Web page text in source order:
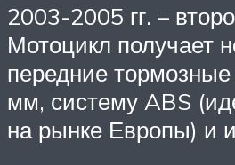
2003-2005 гг. –
Мотоцикл получает
передние
мм, систему ABS
на рынке Европы) и